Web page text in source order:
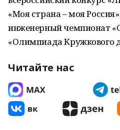
«Моя страна – моя
инженерный чемпионат
«Олимпиада Кружкового
Читайте нас